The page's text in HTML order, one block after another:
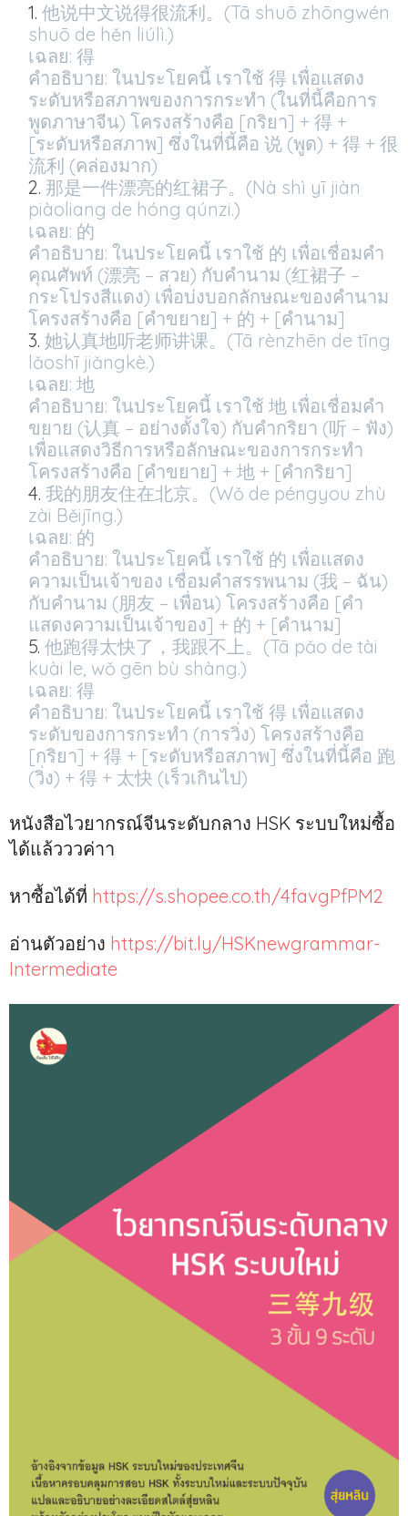
他说中文说得很流利。(Tā shuō zhōngwén
shuō de hěn liúlì.)
เฉลย: 得
คำอธิบาย: ในประโยคนี้ เราใช้ 得 เพื่อแสดง
ระดับหรือสภาพของการกระทำ (ในที่นี้คือการ
พูดภาษาจีน) โครงสร้างคือ [กริยา] + 得 +
[ระดับหรือสภาพ] ซึ่งในที่นี้คือ 说 (พูด) + 得 + 很
流利 (คล่องมาก)
那是一件漂亮的红裙子。(Nà shì yī jiàn
piàoliang de hóng qúnzi.)
เฉลย: 的
คำอธิบาย: ในประโยคนี้ เราใช้ 的 เพื่อเชื่อมคำ
คุณศัพท์ (漂亮 – สวย) กับคำนาม (红裙子 –
กระโปรงสีแดง) เพื่อบ่งบอกลักษณะของคำนาม
โครงสร้างคือ [คำขยาย] + 的 + [คำนาม]
她认真地听老师讲课。(Tā rènzhēn de tīng
lǎoshī jiǎngkè.)
เฉลย: 地
คำอธิบาย: ในประโยคนี้ เราใช้ 地 เพื่อเชื่อมคำ
ขยาย (认真 – อย่างตั้งใจ) กับคำกริยา (听 – ฟัง)
เพื่อแสดงวิธีการหรือลักษณะของการกระทำ
โครงสร้างคือ [คำขยาย] + 地 + [คำกริยา]
我的朋友住在北京。(Wǒ de péngyou zhù
zài Běijīng.)
เฉลย: 的
คำอธิบาย: ในประโยคนี้ เราใช้ 的 เพื่อแสดง
ความเป็นเจ้าของ เชื่อมคำสรรพนาม (我 – ฉัน)
กับคำนาม (朋友 – เพื่อน) โครงสร้างคือ [คำ
แสดงความเป็นเจ้าของ] + 的 + [คำนาม]
他跑得太快了，我跟不上。(Tā pǎo de tài
kuài le, wǒ gēn bù shàng.)
เฉลย: 得
คำอธิบาย: ในประโยคนี้ เราใช้ 得 เพื่อแสดง
ระดับของการกระทำ (การวิ่ง) โครงสร้างคือ
[กริยา] + 得 + [ระดับหรือสภาพ] ซึ่งในที่นี้คือ 跑
(วิ่ง) + 得 + 太快 (เร็วเกินไป)
หนังสือไวยากรณ์จีนระดับกลาง HSK ระบบใหม่ซื้อ
ได้แล้วววค่าา
หาซื้อได้ที่ https://s.shopee.co.th/4favgPfPM2
อ่านตัวอย่าง https://bit.ly/HSKnewgrammar-
Intermediate